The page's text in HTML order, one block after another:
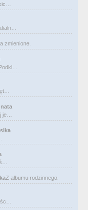
zmienione.
je…
Z albumu rodzinnego.